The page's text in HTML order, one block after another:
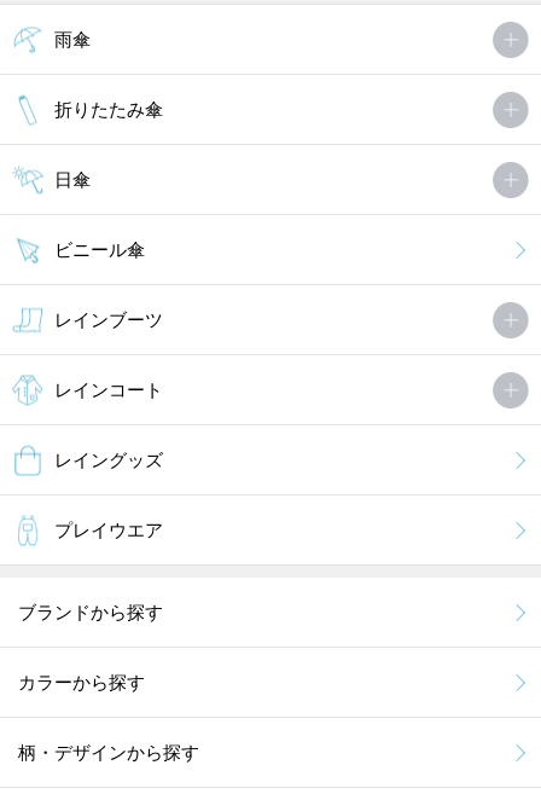
雨傘
折りたたみ傘
日傘
ビニール傘
レインブーツ
レインコート
レイングッズ
プレイウエア
ブランドから探す
カラーから探す
柄・デザインから探す